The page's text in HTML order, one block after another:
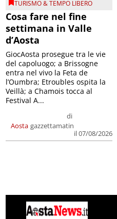
TURISMO & TEMPO LIBERO
Cosa fare nel fine
settimana in Valle
d’Aosta
Aosta
di
gazzettamatin
il 07/08/2026
GiocAosta prosegue tra le vie
del capoluogo; a Brissogne
entra nel vivo la Feta de
l’Oumbra; Etroubles ospita la
Veillà; a Chamois tocca al
Festival A...